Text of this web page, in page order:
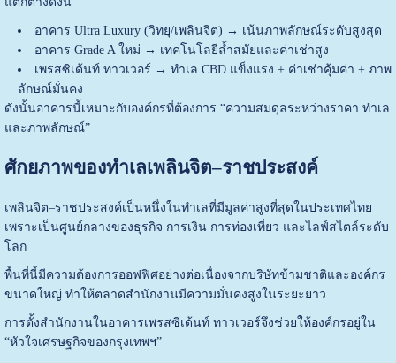
อาคาร Ultra Luxury (วิทยุ/เพลินจิต) → เน้นภาพลักษณ์ระดับสูงสุด
อาคาร Grade A ใหม่ → เทคโนโลยีล้ำสมัยและค่าเช่าสูง
เพรสซิเด้นท์ ทาวเวอร์ → ทำเล CBD แข็งแรง + ค่าเช่าคุ้มค่า + ภาพ
ลักษณ์มั่นคง
ดังนั้นอาคารนี้เหมาะกับองค์กรที่ต้องการ “ความสมดุลระหว่างราคา ทำเล
และภาพลักษณ์”
ศักยภาพของทำเลเพลินจิต–ราชประสงค์
เพลินจิต–ราชประสงค์เป็นหนึ่งในทำเลที่มีมูลค่าสูงที่สุดในประเทศไทย
เพราะเป็นศูนย์กลางของธุรกิจ การเงิน การท่องเที่ยว และไลฟ์สไตล์ระดับ
โลก
พื้นที่นี้มีความต้องการออฟฟิศอย่างต่อเนื่องจากบริษัทข้ามชาติและองค์กร
ขนาดใหญ่ ทำให้ตลาดสำนักงานมีความมั่นคงสูงในระยะยาว
การตั้งสำนักงานในอาคารเพรสซิเด้นท์ ทาวเวอร์จึงช่วยให้องค์กรอยู่ใน
“หัวใจเศรษฐกิจของกรุงเทพฯ”